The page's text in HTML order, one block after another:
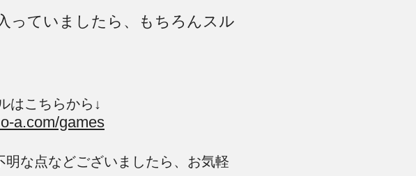
っていましたら、もちろんスル
はこちらから↓
a.com/games
な点などございましたら、お気軽